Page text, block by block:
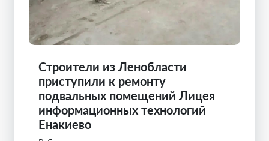
Строители из Ленобласти
приступили к ремонту
подвальных помещений Лицея
информационных технологий
Енакиево